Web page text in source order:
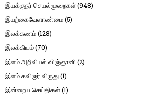
இயக்குநர் செயல்முறைகள்(948)
இயற்கைவேளாண்மை(5)
இலக்கணம்(128)
இலக்கியம்(70)
இளம் அறிவியல் விஞ்ஞானி(2)
இளம் கவிஞர் விருது(1)
இன்றைய செய்திகள்(1)